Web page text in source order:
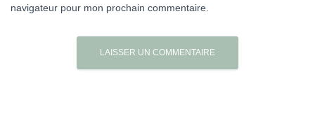
navigateur pour mon prochain commentaire.